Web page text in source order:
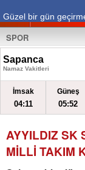
Güzel bir gün
SPOR
Sapanca
Namaz Vakitleri
İmsak
04:11
Güneş
05:52
AYYILDIZ SK
MİLLİ TAKIM